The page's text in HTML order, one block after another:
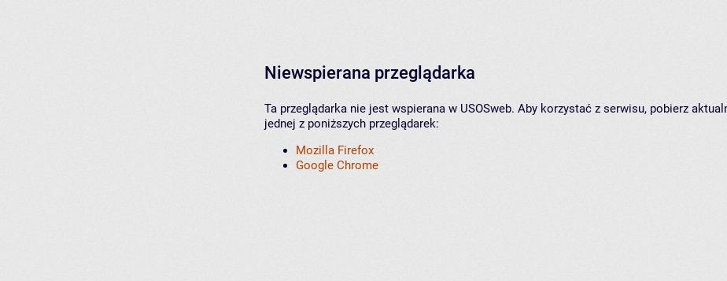
Niewspierana przeglądarka
Ta przeglądarka nie jest wspierana w USOSweb. Aby korzystać z serwisu, pobierz
jednej z poniższych przeglądarek:
Mozilla Firefox
Google Chrome